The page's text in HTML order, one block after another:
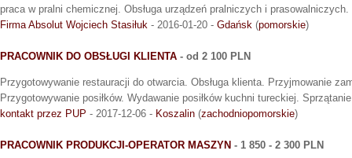
praca w pralni chemicznej. Obsługa urządzeń pralniczych i prasowalniczych.
Firma Absolut Wojciech Stasiłuk - 2016-01-20 - Gdańsk (pomorskie)
PRACOWNIK DO OBSŁUGI KLIENTA - od 2 100 PLN
Przygotowywanie restauracji do otwarcia. Obsługa klienta. Przyjmowanie
Przygotowywanie posiłków. Wydawanie posiłków kuchni tureckiej.
kontakt przez PUP - 2017-12-06 - Koszalin (zachodniopomorskie)
PRACOWNIK PRODUKCJI-OPERATOR MASZYN - 1 850 - 2 300 PLN